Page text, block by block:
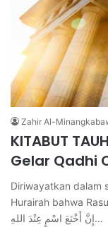
Zahir Al-
KITABUT
Gelar Qadhi
Diriwayatkan dalam
Hurairah bahwa
إِنَّ أَخْنَعَ اسْمٍ عِنْدَ اللهِ…